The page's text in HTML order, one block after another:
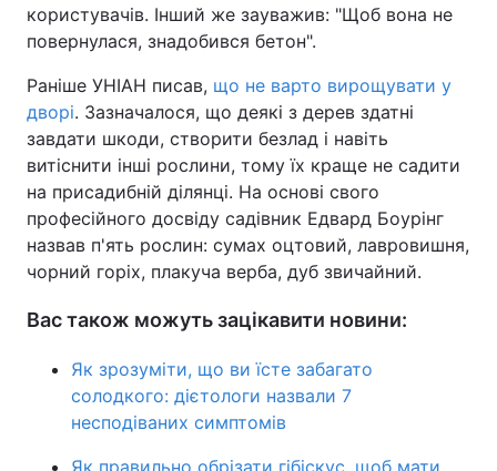
користувачів. Інший же зауважив: "Щоб вона не
повернулася, знадобився бетон".
Раніше УНІАН писав, що не варто вирощувати у
дворі. Зазначалося, що деякі з дерев здатні
завдати шкоди, створити безлад і навіть
витіснити інші рослини, тому їх краще не садити
на присадибній ділянці. На основі свого
професійного досвіду садівник Едвард Боурінг
назвав п'ять рослин: сумах оцтовий, лавровишня,
чорний горіх, плакуча верба, дуб звичайний.
Вас також можуть зацікавити новини:
Як зрозуміти, що ви їсте забагато
солодкого: дієтологи назвали 7
несподіваних симптомів
Як правильно обрізати гібіскус, щоб мати